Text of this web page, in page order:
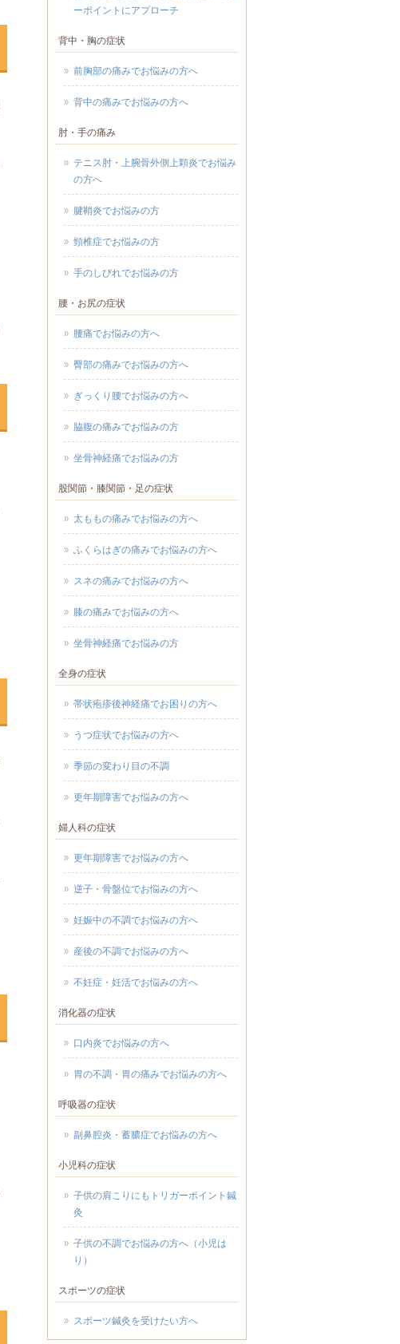
ーポイントにアプローチ
背中・胸の症状
前胸部の痛みでお悩みの方へ
背中の痛みでお悩みの方へ
肘・手の痛み
テニス肘・上腕骨外側上顆炎でお悩み
の方へ
腱鞘炎でお悩みの方
頸椎症でお悩みの方
手のしびれでお悩みの方
腰・お尻の症状
腰痛でお悩みの方へ
臀部の痛みでお悩みの方へ
ぎっくり腰でお悩みの方へ
脇腹の痛みでお悩みの方
坐骨神経痛でお悩みの方
股関節・膝関節・足の症状
太ももの痛みでお悩みの方へ
ふくらはぎの痛みでお悩みの方へ
スネの痛みでお悩みの方へ
膝の痛みでお悩みの方へ
坐骨神経痛でお悩みの方
全身の症状
帯状疱疹後神経痛でお困りの方へ
うつ症状でお悩みの方へ
季節の変わり目の不調
更年期障害でお悩みの方へ
婦人科の症状
更年期障害でお悩みの方へ
逆子・骨盤位でお悩みの方へ
妊娠中の不調でお悩みの方へ
産後の不調でお悩みの方へ
不妊症・妊活でお悩みの方へ
消化器の症状
口内炎でお悩みの方へ
胃の不調・胃の痛みでお悩みの方へ
呼吸器の症状
副鼻腔炎・蓄膿症でお悩みの方へ
小児科の症状
子供の肩こりにもトリガーポイント鍼
灸
子供の不調でお悩みの方へ（小児は
り）
スポーツの症状
スポーツ鍼灸を受けたい方へ